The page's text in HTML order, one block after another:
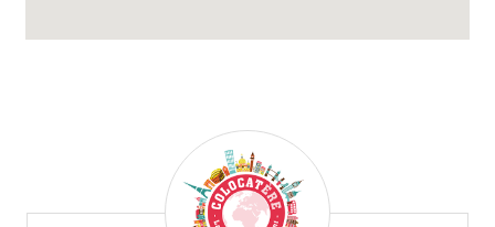
Colocatere – Marseille